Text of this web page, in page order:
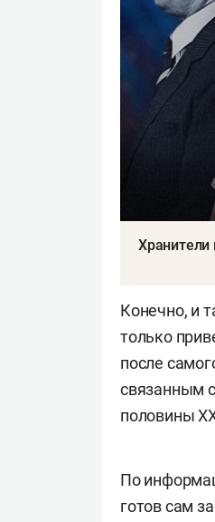
Хранители
Конечно, и
только
после
связанным
половины
По
готов сам